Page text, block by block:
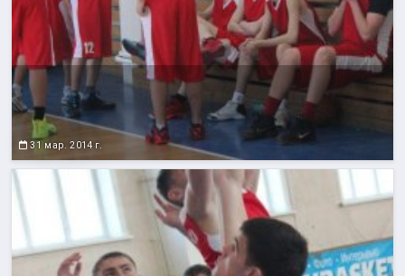
31 мар. 2014 г.